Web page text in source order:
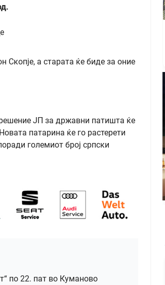
Скопје, а старата ќе биде за оние
ЈП за државни патишта ќе
патарина ќе го растерети
големиот број српски